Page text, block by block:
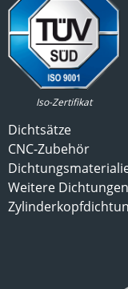
Iso-Zertifikat
Dichtsätze
CNC-Zubehör
Weitere Dichtungen